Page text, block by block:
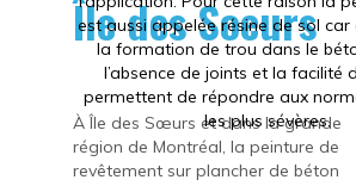
Île des Soeurs
À Île des Sœurs et dans la grande
région de Montréal, la peinture de
revêtement sur plancher de béton
est aussi appelée résine de sol car
la formation de trou dans le
l’absence de joints et la facilité
permettent de répondre aux
les plus sévères.